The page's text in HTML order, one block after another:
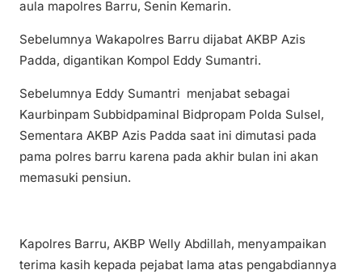
aula mapolres Barru, Senin Kemarin.
Sebelumnya Wakapolres Barru dijabat AKBP Azis
Padda, digantikan Kompol Eddy Sumantri.
Sebelumnya Eddy Sumantri menjabat sebagai
Kaurbinpam Subbidpaminal Bidpropam Polda Sulsel,
Sementara AKBP Azis Padda saat ini dimutasi pada
pama polres barru karena pada akhir bulan ini akan
memasuki pensiun.
Kapolres Barru, AKBP Welly Abdillah, menyampaikan
terima kasih kepada pejabat lama atas pengabdiannya